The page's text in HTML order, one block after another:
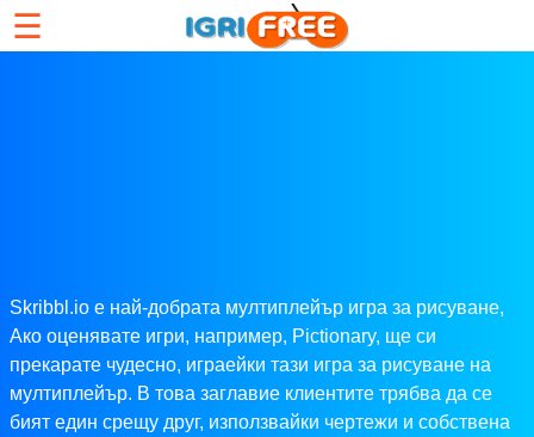
☰
Skribbl.io е най-добрата мултиплейър игра за рисуване,
Ако оценявате игри, например, Pictionary, ще си
прекарате чудесно, играейки тази игра за рисуване на
мултиплейър. В това заглавие клиентите трябва да се
бият един срещу друг, използвайки чертежи и собствена